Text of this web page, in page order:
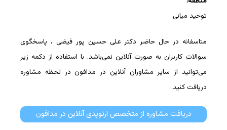
توحید میانی
متاسفانه در حال حاضر دکتر علی حسین پور فیضی ، پاسخگوی
سوالات کاربران به صورت آنلاین نمی‌باشد. با استفاده از دکمه زیر
می‌توانید از سایر مشاوران آنلاین در مدافون در لحظه مشاوره
دریافت کنید.
دریافت مشاوره از متخصص ارتوپدی آنلاین در مدافون